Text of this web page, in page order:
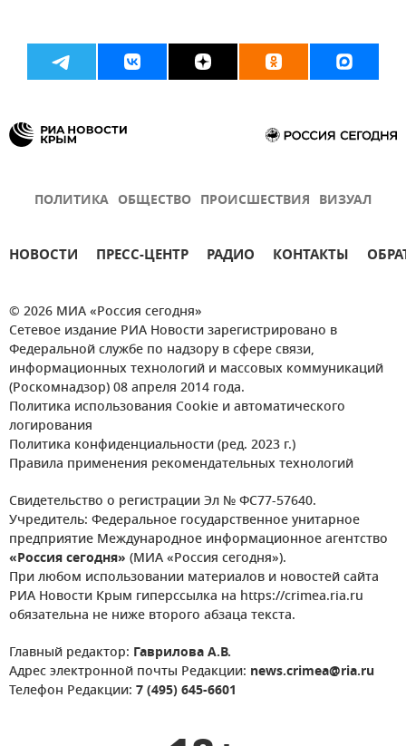
ПОЛИТИКА ОБЩЕСТВО ПРОИСШЕСТВИЯ ВИЗУАЛ
НОВОСТИ ПРЕСС-ЦЕНТР РАДИО КОНТАКТЫ
© 2026 МИА «Россия сегодня»
Сетевое издание РИА Новости зарегистрировано в
Федеральной службе по надзору в сфере связи,
информационных технологий и массовых коммуникаций
(Роскомнадзор) 08 апреля 2014 года.
Политика использования Cookie и автоматического
логирования
Политика конфиденциальности (ред. 2023 г.)
Правила применения рекомендательных технологий
Свидетельство о регистрации Эл № ФС77-57640.
Учредитель: Федеральное государственное унитарное
предприятие Международное информационное агентство
«Россия сегодня» (МИА «Россия сегодня»).
При любом использовании материалов и новостей сайта
РИА Новости Крым гиперссылка на https://crimea.ria.ru
обязательна не ниже второго абзаца текста.
Главный редактор: Гаврилова А.В.
Адрес электронной почты Редакции: news.crimea@ria.ru
Телефон Редакции: 7 (495) 645-6601